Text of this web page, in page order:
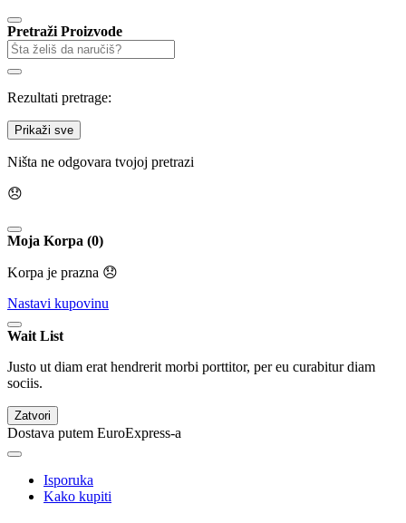
Pretraži Proizvode
Rezultati pretrage:
Prikaži sve
Ništa ne odgovara tvojoj pretrazi
😞
Moja Korpa (0)
Korpa je prazna 😞
Nastavi kupovinu
Wait List
Justo ut diam erat hendrerit morbi porttitor, per eu curabitur diam
sociis.
Zatvori
Dostava putem EuroExpress-a
Isporuka
Kako kupiti